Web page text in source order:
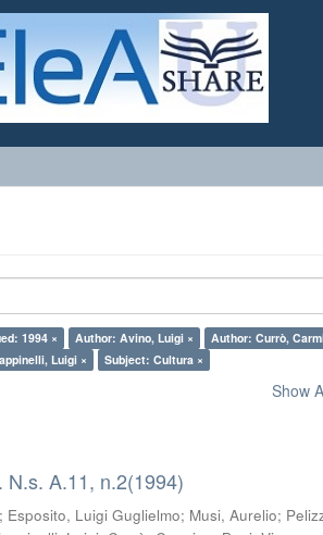
1994 × Author: Avino, Luigi ×
Author: Currò,
Luigi × Subject: Cultura ×
Show
A.11, n.2(1994)
; Esposito, Luigi Guglielmo; Musi, Aurelio;